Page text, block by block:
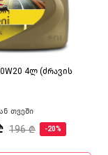
0W20 4ლ (ძრავის
თვეში
196 ₾ -20%